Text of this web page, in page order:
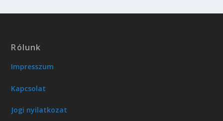
Rólunk
Impresszum
Kapcsolat
Jogi nyilatkozat